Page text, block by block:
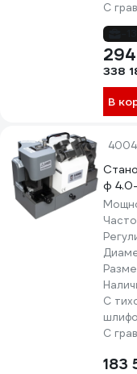
С
338
В
ф
С
С
183